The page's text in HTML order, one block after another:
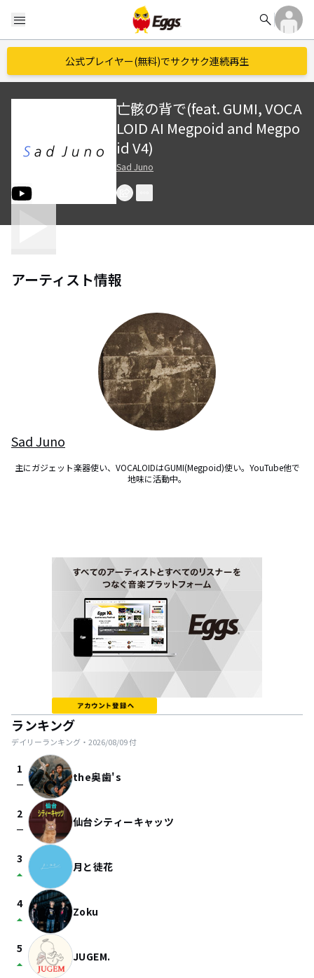
menu search
公式プレイヤー(無料)でサクサク連続再生
亡骸の背で(feat. GUMI, VOCA
LOID AI Megpoid and Megpo
id V4)
Sad Juno
アーティスト情報
Sad Juno
主にガジェット楽器使い、VOCALOIDはGUMI(Megpoid)使い。YouTube他で
地味に活動中。
ランキング
デイリーランキング・ 2026/08/09付
1
check_indeterminate_small the奥歯's
2
check_indeterminate_small 仙台シティーキャッツ
3
arrow_drop_up 月と徒花
4
arrow_drop_up Zoku
5
arrow_drop_up JUGEM.